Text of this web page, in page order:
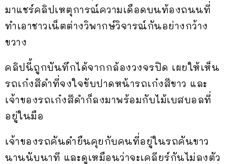
มาแชร์คลิปเหตุการณ์ความเดือดบนท้องถนนที่
ทำเอาชาวเน็ตต่างวิพากษ์วิจารณ์กันอย่างกว้าง
ขวาง
คลิปนี้ถูกบันทึกได้จากกล้องวงจรปิด เผยให้เห็น
รถเก๋งสีดำที่จงใจขับปาดหน้ารถเก๋งสีขาว และ
เจ้าของรถเก๋งสีดำก็ลงมาพร้อมกับไม้เบสบอลที่
อยู่ในมือ
เจ้าของรถคันดำยืนคุยกับคนที่อยู่ในรถคันขาว
นานนับนาที และดูเหมือนว่าจะเคลียร์กันไม่ลงตัว